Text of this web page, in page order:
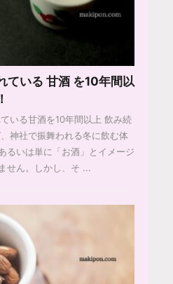
ている 甘酒 を10年間以
いる甘酒を10年間以上 飲み続
神社で振舞われる冬に飲む体
るいは単に「お酒」とイメージ
せん。しかし、そ ...